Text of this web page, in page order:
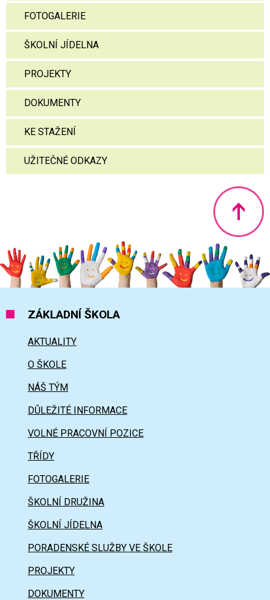
FOTOGALERIE
ŠKOLNÍ JÍDELNA
PROJEKTY
DOKUMENTY
KE STAŽENÍ
UŽITEČNÉ ODKAZY
ZÁKLADNÍ ŠKOLA
AKTUALITY
O ŠKOLE
NÁŠ TÝM
DŮLEŽITÉ INFORMACE
VOLNÉ PRACOVNÍ POZICE
TŘÍDY
FOTOGALERIE
ŠKOLNÍ DRUŽINA
ŠKOLNÍ JÍDELNA
PORADENSKÉ SLUŽBY VE ŠKOLE
PROJEKTY
DOKUMENTY